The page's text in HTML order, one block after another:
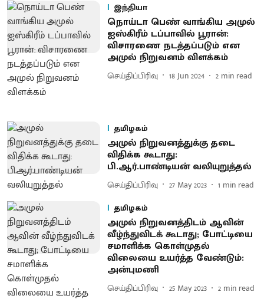
இந்தியா
நொய்டா பெண் வாங்கிய அமுல்
ஐஸ்கிரீம் டப்பாவில் பூரான்:
விசாரணை நடத்தப்படும் என
அமுல் நிறுவனம் விளக்கம்
செய்திப்பிரிவு 18 Jun 2024 2 min read
தமிழகம்
அமுல் நிறுவனத்துக்கு தடை
விதிக்க கூடாது:
பி.ஆர்.பாண்டியன் வலியுறுத்தல்
செய்திப்பிரிவு 27 May 2023 1 min read
தமிழகம்
அமுல் நிறுவனத்திடம் ஆவின்
வீழ்ந்துவிடக் கூடாது; போட்டியை
சமாளிக்க கொள்முதல்
விலையை உயர்த்த வேண்டும்:
அன்புமணி
செய்திப்பிரிவு 25 May 2023 2 min read